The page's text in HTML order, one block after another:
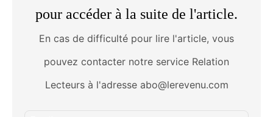
pour accéder à la suite de l'article.
En cas de difficulté pour lire l'article, vous
pouvez contacter notre service Relation
Lecteurs à l'adresse abo@lerevenu.com